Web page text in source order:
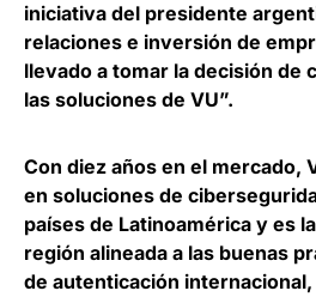
iniciativa del presidente
relaciones e inversión de
llevado a tomar la decisión de
las soluciones de VU”.
Con diez años en el mercado,
en soluciones de
países de Latinoamérica y es
región alineada a las buenas
de autenticación